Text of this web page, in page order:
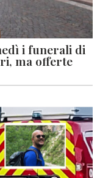
i funerali di
ma offerte